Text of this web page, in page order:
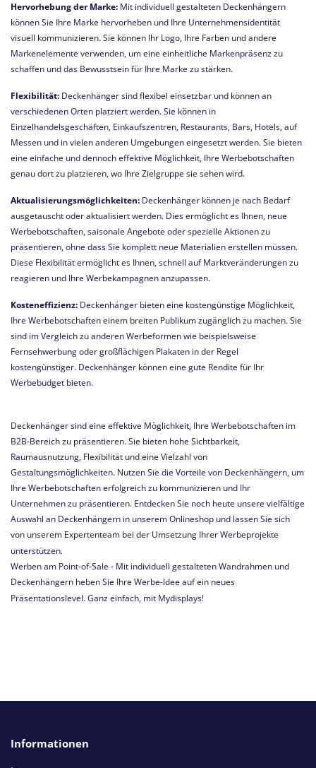
Hervorhebung der Marke: Mit individuell gestalteten Deckenhängern
können Sie Ihre Marke hervorheben und Ihre Unternehmensidentität
visuell kommunizieren. Sie können Ihr Logo, Ihre Farben und andere
Markenelemente verwenden, um eine einheitliche Markenpräsenz zu
schaffen und das Bewusstsein für Ihre Marke zu stärken.
Flexibilität: Deckenhänger sind flexibel einsetzbar und können an
verschiedenen Orten platziert werden. Sie können in
Einzelhandelsgeschäften, Einkaufszentren, Restaurants, Bars, Hotels, auf
Messen und in vielen anderen Umgebungen eingesetzt werden. Sie bieten
eine einfache und dennoch effektive Möglichkeit, Ihre Werbebotschaften
genau dort zu platzieren, wo Ihre Zielgruppe sie sehen wird.
Aktualisierungsmöglichkeiten: Deckenhänger können je nach Bedarf
ausgetauscht oder aktualisiert werden. Dies ermöglicht es Ihnen, neue
Werbebotschaften, saisonale Angebote oder spezielle Aktionen zu
präsentieren, ohne dass Sie komplett neue Materialien erstellen müssen.
Diese Flexibilität ermöglicht es Ihnen, schnell auf Marktveränderungen zu
reagieren und Ihre Werbekampagnen anzupassen.
Kosteneffizienz: Deckenhänger bieten eine kostengünstige Möglichkeit,
Ihre Werbebotschaften einem breiten Publikum zugänglich zu machen. Sie
sind im Vergleich zu anderen Werbeformen wie beispielsweise
Fernsehwerbung oder großflächigen Plakaten in der Regel
kostengünstiger. Deckenhänger können eine gute Rendite für Ihr
Werbebudget bieten.
Deckenhänger sind eine effektive Möglichkeit, Ihre Werbebotschaften im
B2B-Bereich zu präsentieren. Sie bieten hohe Sichtbarkeit,
Raumausnutzung, Flexibilität und eine Vielzahl von
Gestaltungsmöglichkeiten. Nutzen Sie die Vorteile von Deckenhängern, um
Ihre Werbebotschaften erfolgreich zu kommunizieren und Ihr
Unternehmen zu präsentieren. Entdecken Sie noch heute unsere vielfältige
Auswahl an Deckenhängern in unserem Onlineshop und lassen Sie sich
von unserem Expertenteam bei der Umsetzung Ihrer Werbeprojekte
unterstützen.
Werben am Point-of-Sale - Mit individuell gestalteten Wandrahmen und
Deckenhängern heben Sie Ihre Werbe-Idee auf ein neues
Präsentationslevel. Ganz einfach, mit Mydisplays!
Informationen